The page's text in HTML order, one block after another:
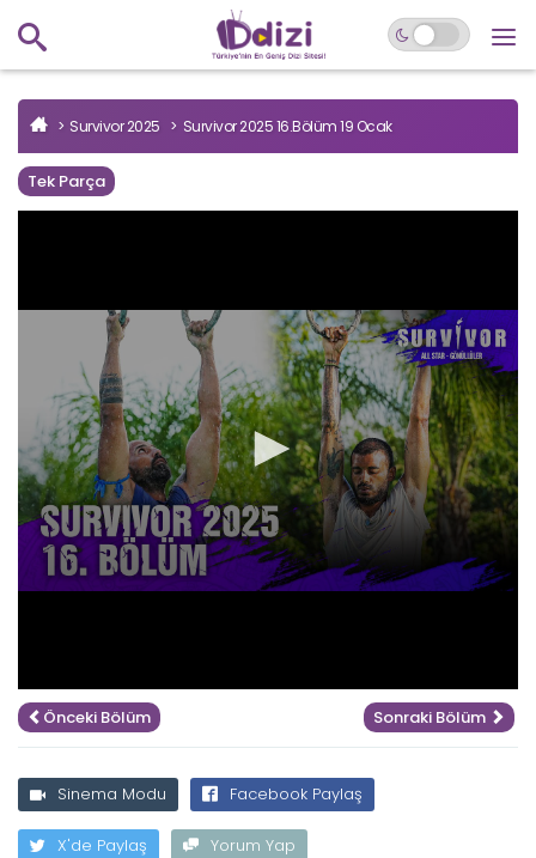
Survivor 2025 Survivor 2025 16.Bölüm 19 Ocak
Tek Parça
Önceki Bölüm Sonraki Bölüm
Sinema Modu Facebook Paylaş
X'de Paylaş Yorum Yap